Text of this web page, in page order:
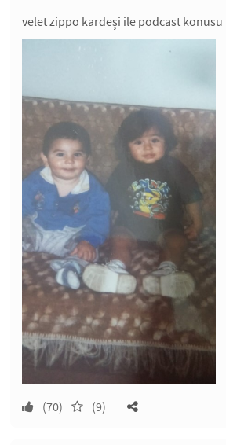
velet zippo kardeşi ile podcast konusu
(70) (9)